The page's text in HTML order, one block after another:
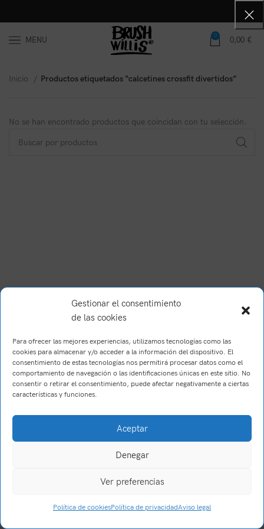
Gestionar el consentimiento
de las cookies
Para ofrecer las mejores experiencias, utilizamos tecnologías como las
cookies para almacenar y/o acceder a la información del dispositivo. El
consentimiento de estas tecnologías nos permitirá procesar datos como el
comportamiento de navegación o las identificaciones únicas en este sitio. No
consentir o retirar el consentimiento, puede afectar negativamente a ciertas
características y funciones.
Aceptar
Denegar
Ver preferencias
Política de cookiesPolítica de privacidadAviso legal
MENU 0 0,00 €
Inicio Productos etiquetados “calcetines crossfit divertidos”
No se han encontrado productos que coincidan con tu selección.
0